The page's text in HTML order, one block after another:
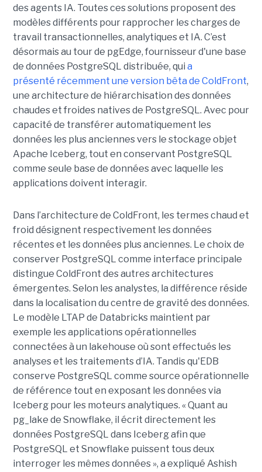
des agents IA. Toutes ces solutions proposent des
modèles différents pour rapprocher les charges de
travail transactionnelles, analytiques et IA. C’est
désormais au tour de pgEdge, fournisseur d'une base
de données PostgreSQL distribuée, qui a
présenté récemment une version bêta de ColdFront,
une architecture de hiérarchisation des données
chaudes et froides natives de PostgreSQL. Avec pour
capacité de transférer automatiquement les
données les plus anciennes vers le stockage objet
Apache Iceberg, tout en conservant PostgreSQL
comme seule base de données avec laquelle les
applications doivent interagir.
Dans l’architecture de ColdFront, les termes chaud et
froid désignent respectivement les données
récentes et les données plus anciennes. Le choix de
conserver PostgreSQL comme interface principale
distingue ColdFront des autres architectures
émergentes. Selon les analystes, la différence réside
dans la localisation du centre de gravité des données.
Le modèle LTAP de Databricks maintient par
exemple les applications opérationnelles
connectées à un lakehouse où sont effectués les
analyses et les traitements d’IA. Tandis qu'EDB
conserve PostgreSQL comme source opérationnelle
de référence tout en exposant les données via
Iceberg pour les moteurs analytiques. « Quant au
pg_lake de Snowflake, il écrit directement les
données PostgreSQL dans Iceberg afin que
PostgreSQL et Snowflake puissent tous deux
interroger les mêmes données », a expliqué Ashish